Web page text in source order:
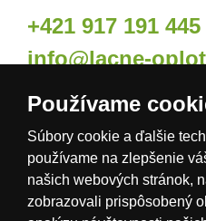
+421 917 191 445
info@lacne-
Naše odberné miesta
Používame
Súbory cookie a ďalšie
používame na zlepšenie
našich webových stránok,
zobrazovali prispôsobený